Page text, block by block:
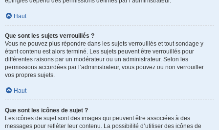
Haut
Que sont les sujets verrouillés ?
Vous ne pouvez plus répondre dans les sujets verrouillés et tout sondage y
étant contenu est alors terminé. Les sujets peuvent être verrouillés pour
différentes raisons par un modérateur ou un administrateur. Selon les
permissions accordées par l’administrateur, vous pouvez ou non verrouiller
vos propres sujets.
Haut
Que sont les icônes de sujet ?
Les icônes de sujet sont des images qui peuvent être associées à des
messages pour refléter leur contenu. La possibilité d’utiliser des icônes de